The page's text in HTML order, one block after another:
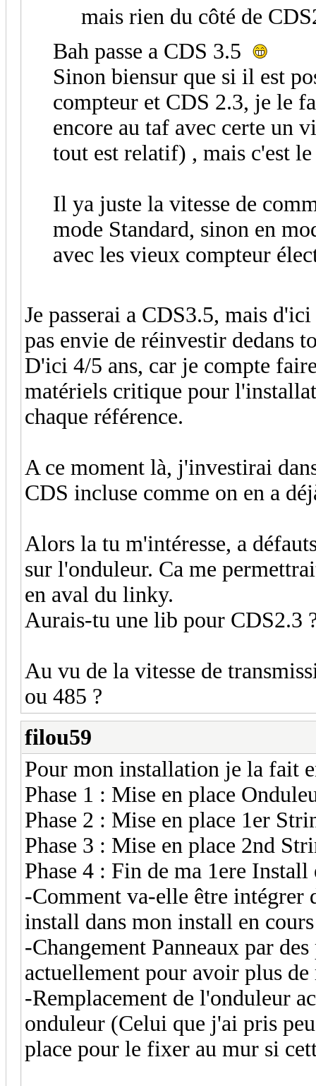
mais rien du côté de
Bah passe a CDS 3.5
Sinon biensur que si il est
compteur et CDS 2.3, je le
encore au taf avec certe un
tout est relatif) , mais c'est
Il ya juste la vitesse de
mode Standard, sinon en
avec les vieux compteur
Je passerai a CDS3.5, mais
pas envie de réinvestir dedans
D'ici 4/5 ans, car je compte
matériels critique pour
chaque référence.
A ce moment là, j'investirai
CDS incluse comme on en a
Alors la tu m'intéresse, a
sur l'onduleur. Ca me
en aval du linky.
Aurais-tu une lib pour CDS2.3
Au vu de la vitesse de
ou 485 ?
filou59
Pour mon installation je la fait
Phase 1 : Mise en place
Phase 2 : Mise en place 1er
Phase 3 : Mise en place 2nd
Phase 4 : Fin de ma 1ere
-Comment va-elle être intégrer
install dans mon install en
-Changement Panneaux par
actuellement pour avoir plus
-Remplacement de l'onduleur
onduleur (Celui que j'ai pris
place pour le fixer au mur si